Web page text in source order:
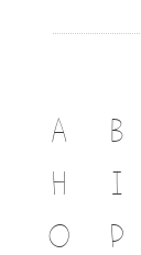
A B
H
I
O
P